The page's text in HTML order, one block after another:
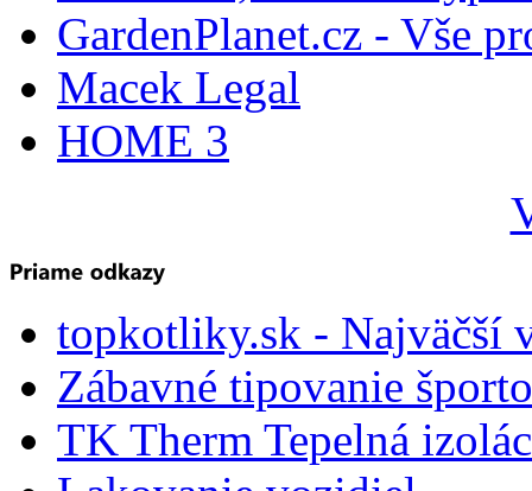
GardenPlanet.cz - Vše
Macek Legal
HOME 3
topkotliky.sk - Najväčší
Zábavné tipovanie
TK Therm Tepelná